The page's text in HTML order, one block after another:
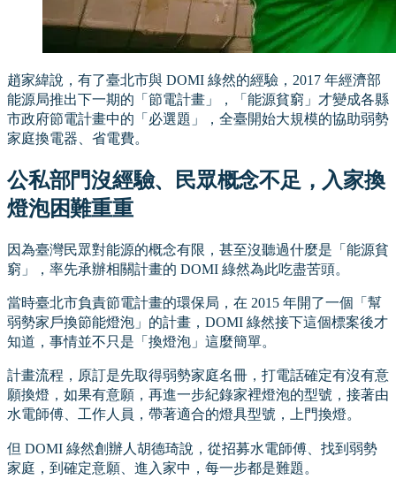
趙家緯說，有了臺北市與 DOMI 綠然的經驗，2017 年經濟部
能源局推出下一期的「節電計畫」，「能源貧窮」才變成各縣
市政府節電計畫中的「必選題」，全臺開始大規模的協助弱勢
家庭換電器、省電費。
公私部門沒經驗、民眾概念不足，入家換
燈泡困難重重
因為臺灣民眾對能源的概念有限，甚至沒聽過什麼是「能源貧
窮」，率先承辦相關計畫的 DOMI 綠然為此吃盡苦頭。
當時臺北市負責節電計畫的環保局，在 2015 年開了一個「幫
弱勢家戶換節能燈泡」的計畫，DOMI 綠然接下這個標案後才
知道，事情並不只是「換燈泡」這麼簡單。
計畫流程，原訂是先取得弱勢家庭名冊，打電話確定有沒有意
願換燈，如果有意願，再進一步紀錄家裡燈泡的型號，接著由
水電師傅、工作人員，帶著適合的燈具型號，上門換燈。
但 DOMI 綠然創辦人胡德琦說，從招募水電師傅、找到弱勢
家庭，到確定意願、進入家中，每一步都是難題。